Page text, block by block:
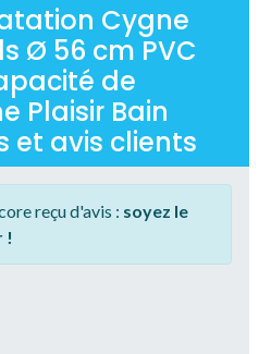
Cygne
Ø 56 cm PVC
de
Plaisir Bain
et avis clients
reçu d'avis : soyez le
!